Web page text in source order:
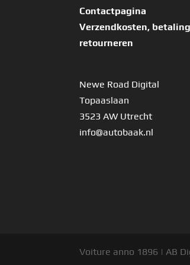
Contactpagina
Verzendkosten,
retourneren
Newe Road Digital
Topaaslaan
3523 AW Utrecht
info@autobaak.nl
Voiture anno 1896 | AB